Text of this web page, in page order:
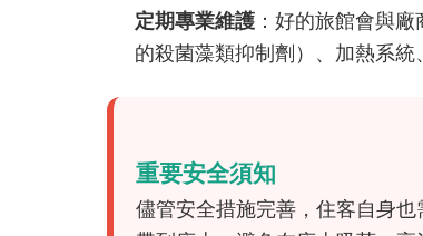
定期專業維護 ：好的旅館會與
的殺菌藻類抑制劑）、加熱系統
重要安全須知
儘管安全措施完善，住客自身也